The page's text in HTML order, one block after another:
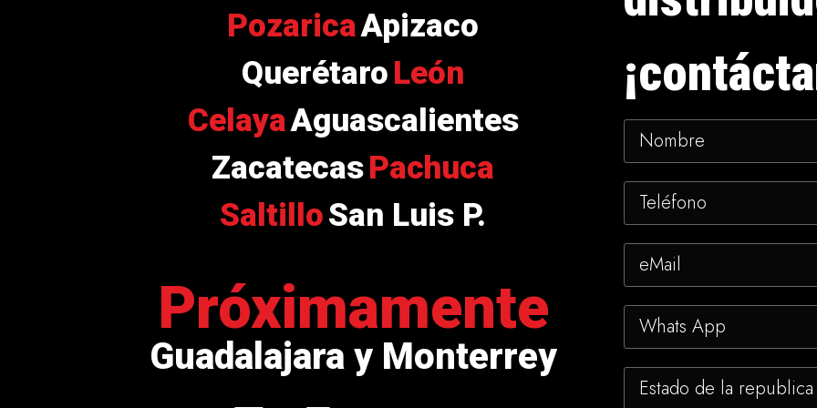
PozaricaApizaco
QuerétaroLeón
CelayaAguascalientes
ZacatecasPachuca
SaltilloSan Luis P.
Próximamente
Guadalajara y Monterrey